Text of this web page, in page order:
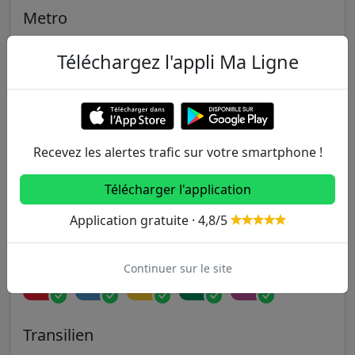
Metro
2 3 3B 4
6 7 7B 8
9 10 11 12 13
RER
Transilien
Téléchargez l'appli Ma Ligne
Recevez les alertes trafic sur votre smartphone !
Télécharger l'application
Application gratuite · 4,8/5
Continuer sur le site